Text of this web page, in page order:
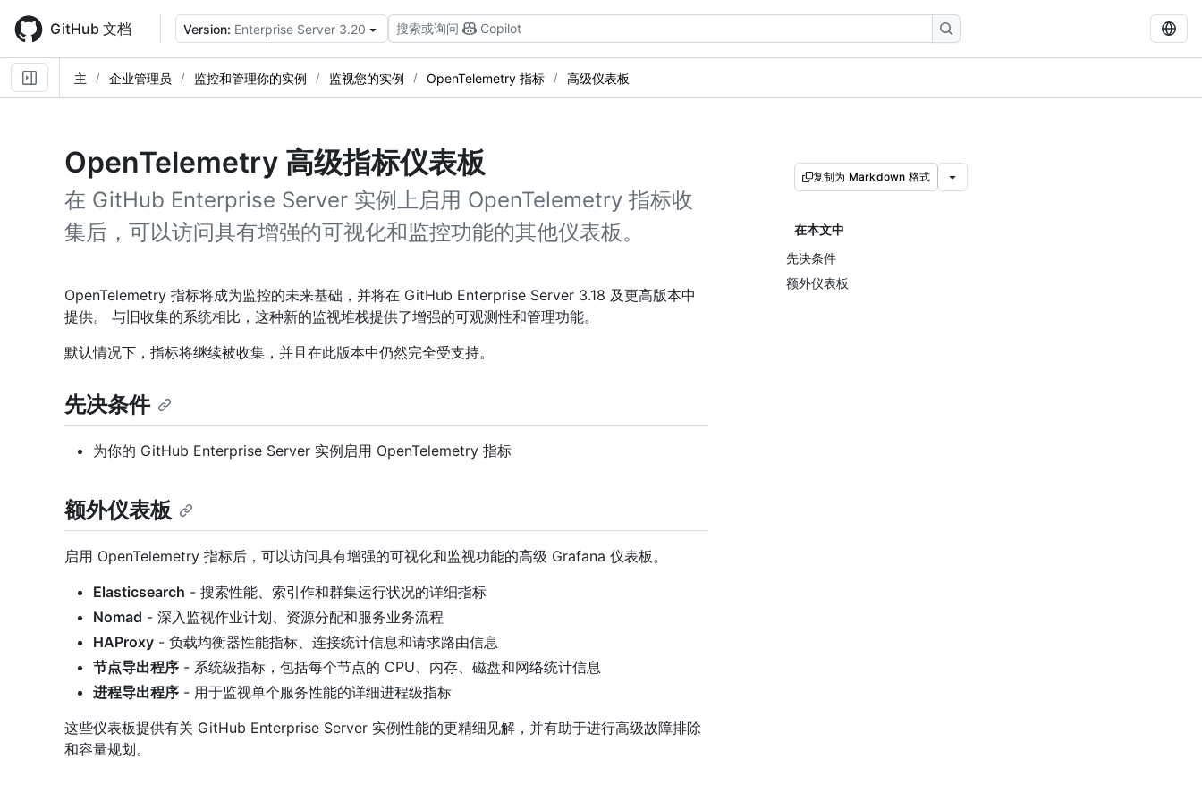
main
content
GitHub 文档 Version: Enterprise Server 3.20 搜索或询问 Copilot
主 企业管理员 监控和管理你的实例 监视您的实例 OpenTelemetry 指标 高级仪表板
OpenTelemetry 高级指标仪表板
在 GitHub Enterprise Server 实例上启用 OpenTelemetry 指标收
集后，可以访问具有增强的可视化和监控功能的其他仪表板。
复制为 Markdown 格式
在本文中
先决条件
额外仪表板
OpenTelemetry 指标将成为监控的未来基础，并将在 GitHub Enterprise Server 3.18 及更高版本中
提供。 与旧收集的系统相比，这种新的监视堆栈提供了增强的可观测性和管理功能。
默认情况下，指标将继续被收集，并且在此版本中仍然完全受支持。
先决条件
为你的 GitHub Enterprise Server 实例启用 OpenTelemetry 指标
额外仪表板
启用 OpenTelemetry 指标后，可以访问具有增强的可视化和监视功能的高级 Grafana 仪表板。
Elasticsearch - 搜索性能、索引作和群集运行状况的详细指标
Nomad - 深入监视作业计划、资源分配和服务业务流程
HAProxy - 负载均衡器性能指标、连接统计信息和请求路由信息
节点导出程序 - 系统级指标，包括每个节点的 CPU、内存、磁盘和网络统计信息
进程导出程序 - 用于监视单个服务性能的详细进程级指标
这些仪表板提供有关 GitHub Enterprise Server 实例性能的更精细见解，并有助于进行高级故障排除
和容量规划。